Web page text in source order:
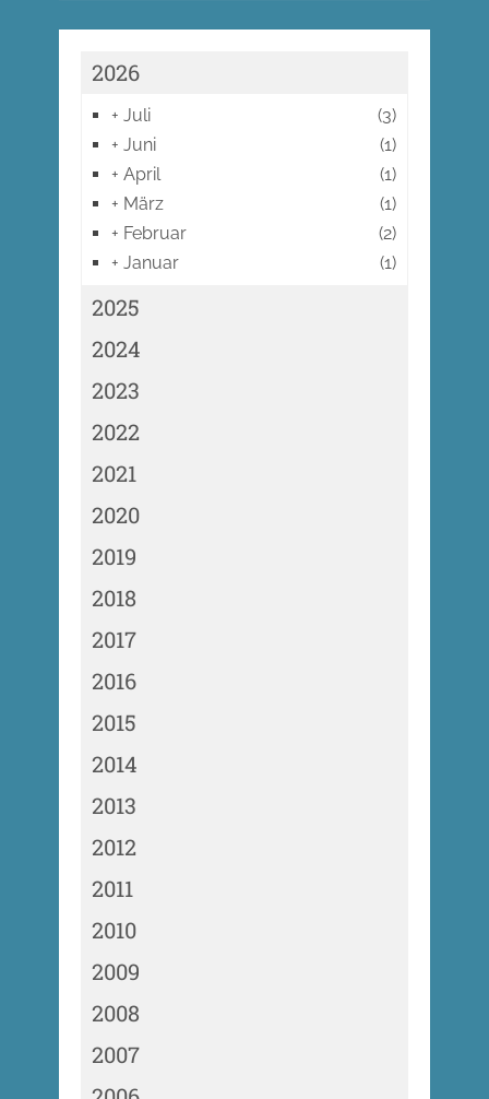
2026
+ Juli
(3)
+ Juni
(1)
+ April
(1)
+ März
(1)
+ Februar
(2)
+ Januar (1)
2025
2024
2023
2022
2021
2020
2019
2018
2017
2016
2015
2014
2013
2012
2011
2010
2009
2008
2007